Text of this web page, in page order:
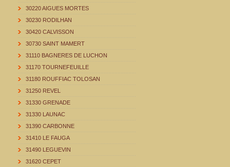
30220 AIGUES MORTES
30230 RODILHAN
30420 CALVISSON
30730 SAINT MAMERT
31110 BAGNERES DE LUCHON
31170 TOURNEFEUILLE
31180 ROUFFIAC TOLOSAN
31250 REVEL
31330 GRENADE
31330 LAUNAC
31390 CARBONNE
31410 LE FAUGA
31490 LEGUEVIN
31620 CEPET